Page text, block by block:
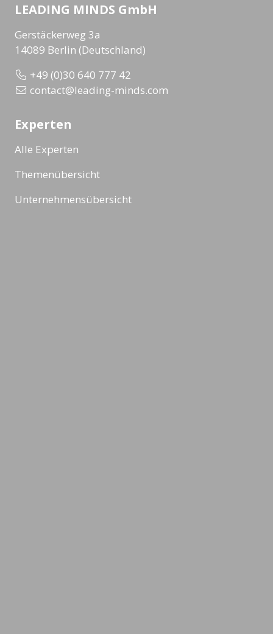
LEADING MINDS GmbH
Gerstäckerweg 3a
14089 Berlin (Deutschland)
+49 (0)30 640 777 42
contact@leading-minds.com
Experten
Alle Experten
Themenübersicht
Unternehmensübersicht